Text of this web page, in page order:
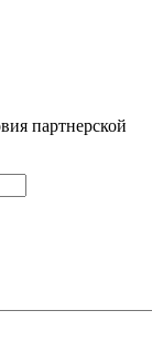
партнерской